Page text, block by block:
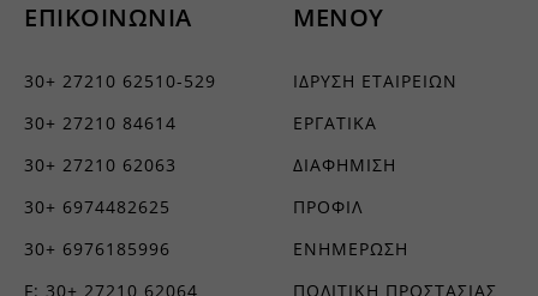
ΕΠΙΚΟΙΝΩΝΙΑ
30+ 27210 62510-529
30+ 27210 84614
30+ 27210 62063
30+ 6974482625
30+ 6976185996
F: 30+ 27210 62064
ΜΕΝΟΥ
ΙΔΡΥΣΗ ΕΤΑΙΡΕΙΩΝ
ΕΡΓΑΤΙΚΑ
ΔΙΑΦΗΜΙΣΗ
ΠΡΟΦΙΛ
ΕΝΗΜΕΡΩΣΗ
ΠΟΛΙΤΙΚΗ ΠΡΟΣΤΑΣΙΑΣ